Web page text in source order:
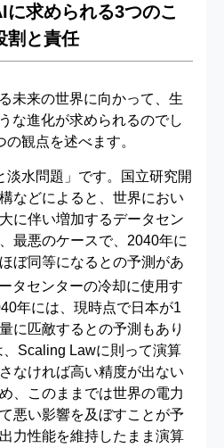
に求められる3つのこ
割と責任
未来の世界に向かって、生
な進化が求められるのでし
観点を述べます。
淡水問題」です。国立研究開
などによると、世界におい
に伴い増加するデータセン
最悪のケースで、2040年に
ぼ同等になるとの予測があ
タセンターの冷却に使用す
年には、現時点で日本が1
に匹敵するとの予測もあり
、Scaling Lawに則って演算
なければ高い精度が出ない
、このままでは世界の電力
悪い影響を及ぼすことが予
力性能を維持したまま演算